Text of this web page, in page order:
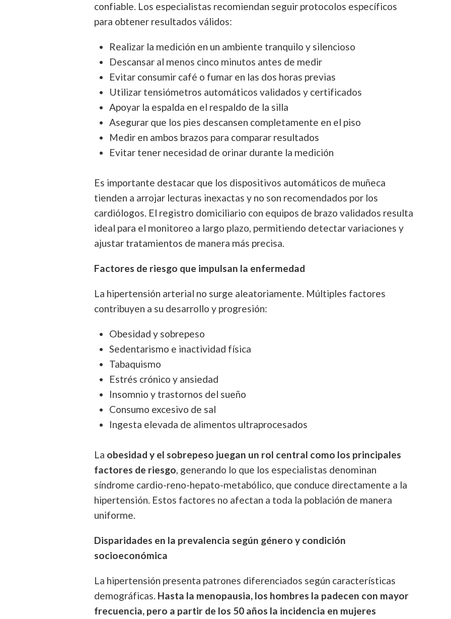
confiable. Los especialistas recomiendan seguir protocolos específicos
para obtener resultados válidos:
Realizar la medición en un ambiente tranquilo y silencioso
Descansar al menos cinco minutos antes de medir
Evitar consumir café o fumar en las dos horas previas
Utilizar tensiómetros automáticos validados y certificados
Apoyar la espalda en el respaldo de la silla
Asegurar que los pies descansen completamente en el piso
Medir en ambos brazos para comparar resultados
Evitar tener necesidad de orinar durante la medición
Es importante destacar que los dispositivos automáticos de muñeca
tienden a arrojar lecturas inexactas y no son recomendados por los
cardiólogos. El registro domiciliario con equipos de brazo validados resulta
ideal para el monitoreo a largo plazo, permitiendo detectar variaciones y
ajustar tratamientos de manera más precisa.
Factores de riesgo que impulsan la enfermedad
La hipertensión arterial no surge aleatoriamente. Múltiples factores
contribuyen a su desarrollo y progresión:
Obesidad y sobrepeso
Sedentarismo e inactividad física
Tabaquismo
Estrés crónico y ansiedad
Insomnio y trastornos del sueño
Consumo excesivo de sal
Ingesta elevada de alimentos ultraprocesados
La obesidad y el sobrepeso juegan un rol central como los principales
factores de riesgo, generando lo que los especialistas denominan
síndrome cardio-reno-hepato-metabólico, que conduce directamente a la
hipertensión. Estos factores no afectan a toda la población de manera
uniforme.
Disparidades en la prevalencia según género y condición
socioeconómica
La hipertensión presenta patrones diferenciados según características
demográficas. Hasta la menopausia, los hombres la padecen con mayor
frecuencia, pero a partir de los 50 años la incidencia en mujeres